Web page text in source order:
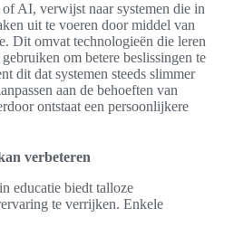
AI, verwijst naar systemen die in
uit te voeren door middel van
Dit omvat technologieën die leren
om betere beslissingen te
dit dat systemen steeds slimmer
aan de behoeften van
ontstaat een persoonlijkere
verbeteren
educatie biedt talloze
te verrijken. Enkele